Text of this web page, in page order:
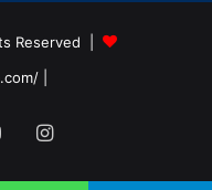
Reserved |
YouTubeInstagram